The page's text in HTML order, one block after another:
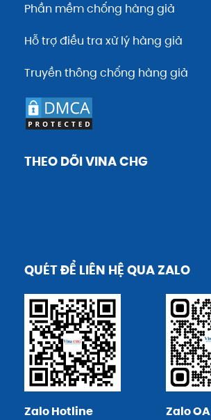
Phần mềm chống hàng giả
Hỗ trợ điều tra xử lý hàng giả
Truyền thông chống hàng giả
THEO DÕI VINA CHG
QUÉT ĐỂ LIÊN HỆ QUA ZALO
Zalo Hotline Zalo OA